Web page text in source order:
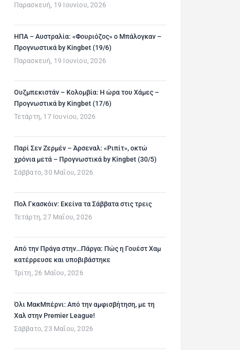
Παρασκευή, 19 Ιουνίου, 2026
ΗΠΑ – Αυστραλία: «Φουριόζος» ο Μπάλογκαν –
Προγνωστικά by Kingbet (19/6)
Παρασκευή, 19 Ιουνίου, 2026
Ουζμπεκιστάν – Κολομβία: Η ώρα του Χάμες –
Προγνωστικά by Kingbet (17/6)
Τετάρτη, 17 Ιουνίου, 2026
Παρί Σεν Ζερμέν – Άρσεναλ: «Ριπίτ», οκτώ
χρόνια μετά – Προγνωστικά by Kingbet (30/5)
Σάββατο, 30 Μαΐου, 2026
Πολ Γκασκόιν: Εκείνα τα Σάββατα στις τρεις
Τετάρτη, 27 Μαΐου, 2026
Από την Πράγα στην…Πάργα: Πώς η Γουέστ Χαμ
κατέρρευσε και υποβιβάστηκε
Τρίτη, 26 Μαΐου, 2026
Όλι ΜακΜπέρνι: Aπό την αμφισβήτηση, με τη
Χαλ στην Premier League!
Σάββατο, 23 Μαΐου, 2026